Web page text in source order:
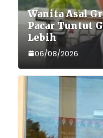
Wanita Asal
Pacar Tuntut
Lebih
06/08/2026